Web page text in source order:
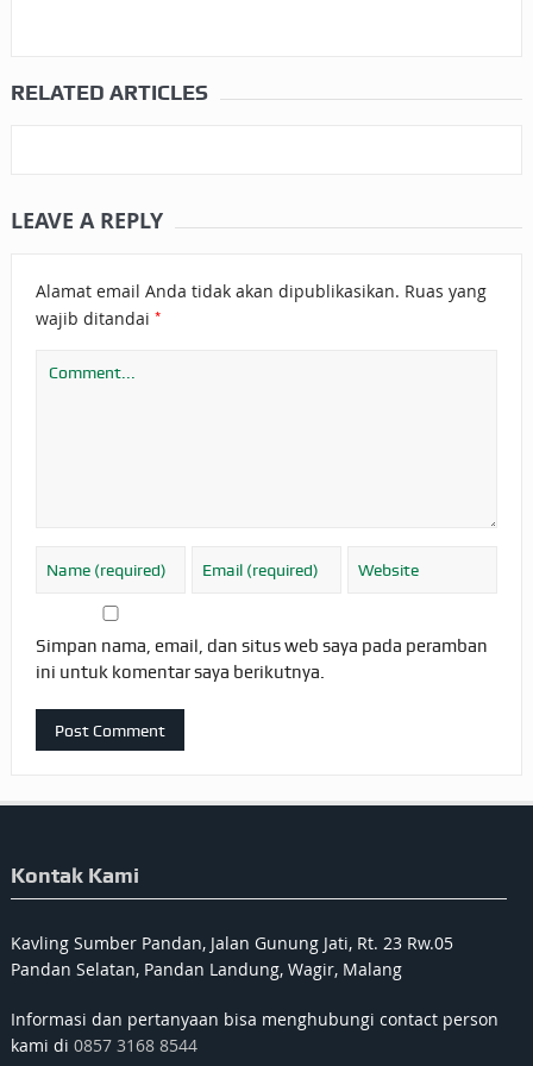
RELATED ARTICLES
LEAVE A REPLY
Alamat email Anda tidak akan dipublikasikan. Ruas yang
wajib ditandai *
Simpan nama, email, dan situs web saya pada peramban
ini untuk komentar saya berikutnya.
Kontak Kami
Kavling Sumber Pandan, Jalan Gunung Jati, Rt. 23 Rw.05
Pandan Selatan, Pandan Landung, Wagir, Malang
Informasi dan pertanyaan bisa menghubungi contact person
kami di 0857 3168 8544